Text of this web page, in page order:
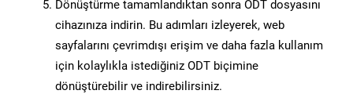
Dönüştürme tamamlandıktan sonra ODT dosyasını
cihazınıza indirin. Bu adımları izleyerek, web
sayfalarını çevrimdışı erişim ve daha fazla kullanım
için kolaylıkla istediğiniz ODT biçimine
dönüştürebilir ve indirebilirsiniz.